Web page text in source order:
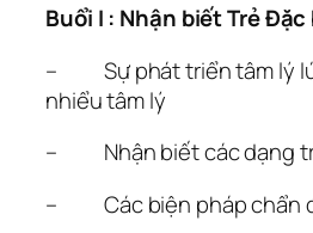
Buổi I : Nhận biết Trẻ
– Sự phát triển tâm lý
nhiểu tâm lý
– Nhận biết các dạng
– Các biện pháp chẩn